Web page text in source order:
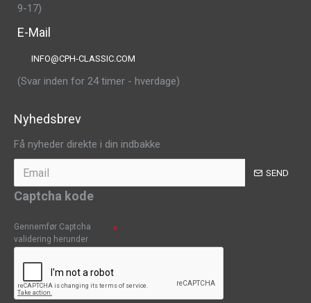
9-17)
E-Mail
INFO@CPH-CLASSIC.COM
(Svar inden for 24 timer - hverdage)
Nyhedsbrev
Få nyheder direkte i din indbakke
SEND
Captcha kode
Gennemfør Captcha
validering herunder